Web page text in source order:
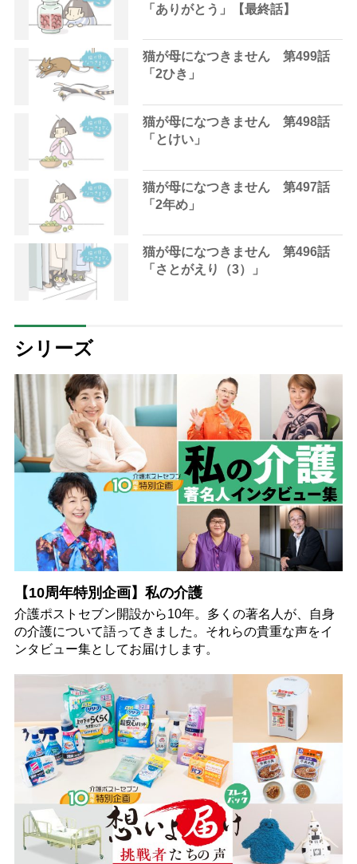
「ありがとう」【最終話】
猫が母になつきません 第499話
「2ひき」
猫が母になつきません 第498話
「とけい」
猫が母になつきません 第497話
「2年め」
猫が母になつきません 第496話
「さとがえり（3）」
シリーズ
【10周年特別企画】私の介護
介護ポストセブン開設から10年。多くの著名人が、自身
の介護について語ってきました。それらの貴重な声をイ
ンタビュー集としてお届けします。